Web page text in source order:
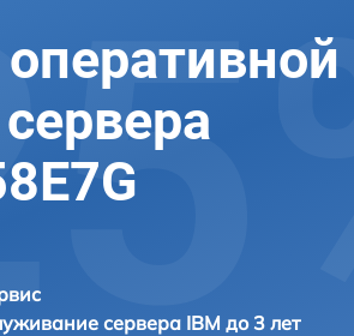
сервера IBM до 3 лет